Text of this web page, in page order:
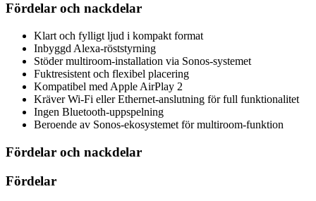
Fördelar och nackdelar
Klart och fylligt ljud i kompakt format
Inbyggd Alexa-röststyrning
Stöder multiroom-installation via Sonos-systemet
Fuktresistent och flexibel placering
Kompatibel med Apple AirPlay 2
Kräver Wi-Fi eller Ethernet-anslutning för full funktionalitet
Ingen Bluetooth-uppspelning
Beroende av Sonos-ekosystemet för multiroom-funktion
Fördelar och nackdelar
Fördelar